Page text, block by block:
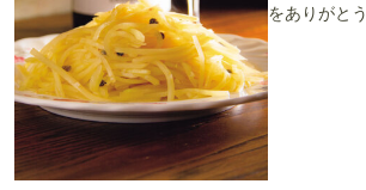
をありがとう